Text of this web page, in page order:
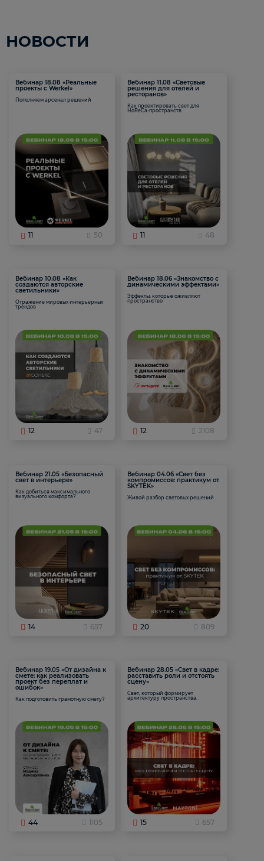
НОВОСТИ
Вебинар 18.08 «Реальные
проекты с Werkel»
Пополняем арсенал решений
11 50
Вебинар 11.08 «Световые
решения для отелей и
ресторанов»
Как проектировать свет для
HoReCa-пространств
11 48
Вебинар 10.08 «Как
создаются авторские
светильники»
Отражение мировых интерьерных
трендов
12 47
Вебинар 18.06 «Знакомство с
динамическими эффектами»
Эффекты, которые оживляют
пространство
12 2108
Вебинар 21.05 «Безопасный
свет в интерьере»
Как добиться максимального
визуального комфорта?
14 657
Вебинар 04.06 «Свет без
компромиссов: практикум от
SKYTEK»
Живой разбор световых решений
20 809
Вебинар 19.05 «От дизайна к
смете: как реализовать
проект без переплат и
ошибок»
Как подготовить грамотную смету?
44 1105
Вебинар 28.05 «Свет в кадре:
расставить роли и отстоять
сцену»
Свет, который формирует
архитектуру пространства.
15 657